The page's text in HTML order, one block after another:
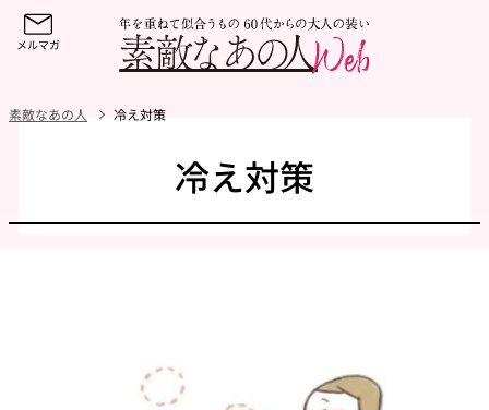
素敵なあの人 冷え対策
冷え対策